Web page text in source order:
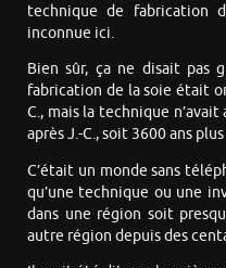
technique de fabrication
inconnue ici.
Bien sûr, ça ne disait pas
fabrication de la soie était
C., mais la technique
après J.-C., soit 3600 ans
C’était un monde sans
qu’une technique ou une
dans une région soit
autre région depuis des